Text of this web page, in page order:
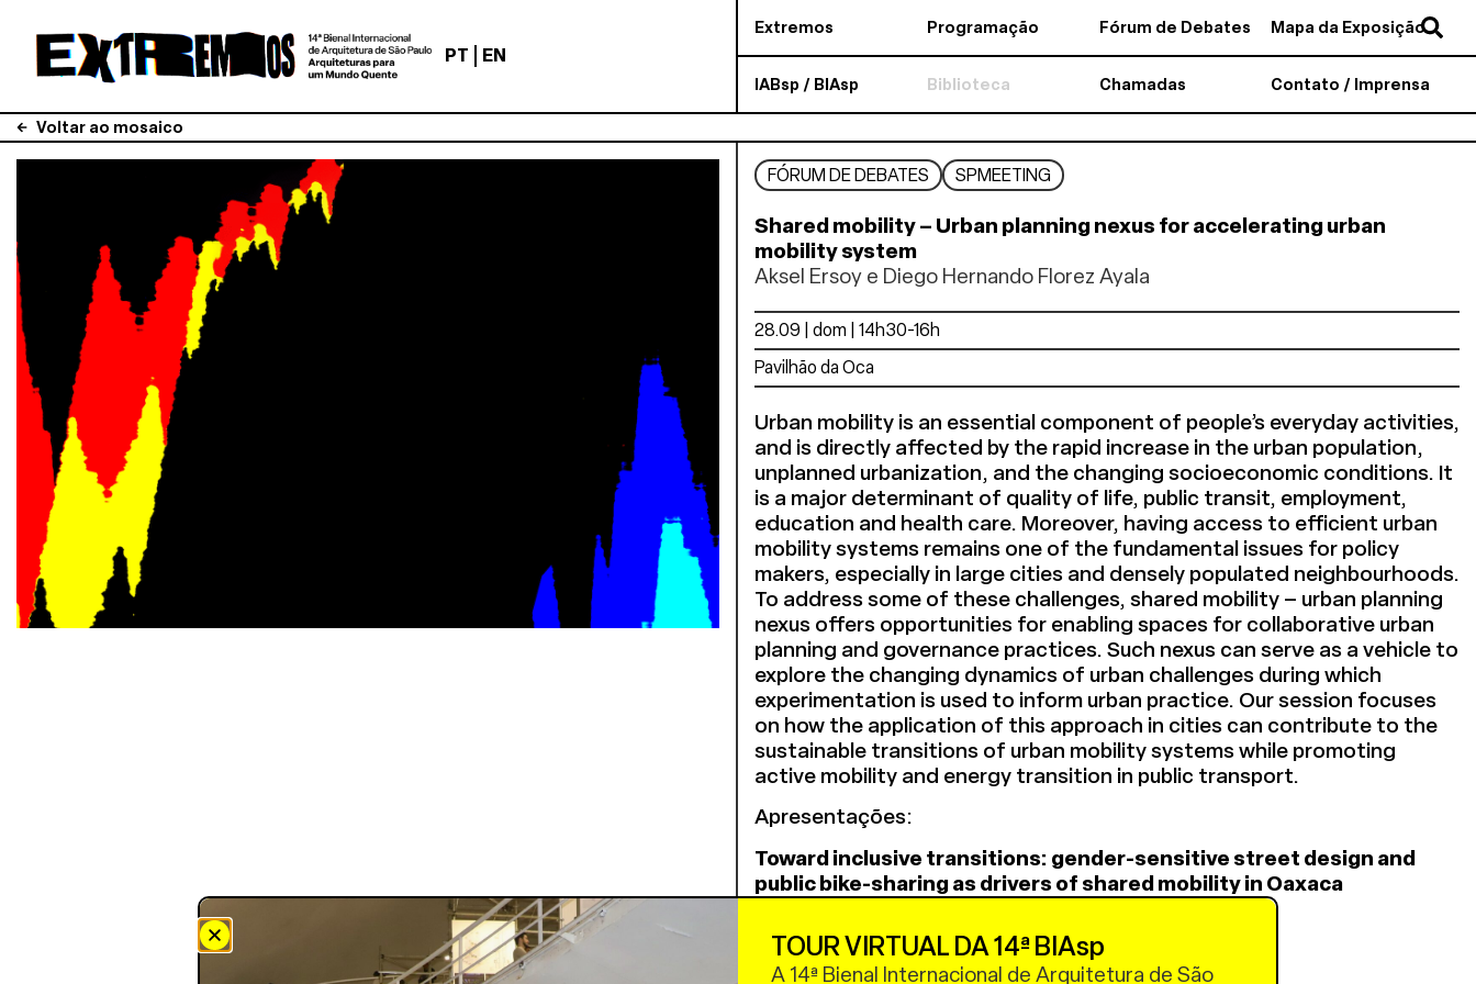
PT EN
Extremos Programação Fórum de Debates Mapa da Exposição
IABsp / BIAsp Biblioteca Chamadas Contato / Imprensa
Voltar ao mosaico
FÓRUM DE DEBATES SPMEETING
Shared mobility – Urban planning nexus for accelerating urban
mobility system
Aksel Ersoy e Diego Hernando Florez Ayala
28.09 | dom | 14h30-16h
Pavilhão da Oca
Urban mobility is an essential component of people’s everyday activities,
and is directly affected by the rapid increase in the urban population,
unplanned urbanization, and the changing socioeconomic conditions. It
is a major determinant of quality of life, public transit, employment,
education and health care. Moreover, having access to efficient urban
mobility systems remains one of the fundamental issues for policy
makers, especially in large cities and densely populated neighbourhoods.
To address some of these challenges, shared mobility – urban planning
nexus offers opportunities for enabling spaces for collaborative urban
planning and governance practices. Such nexus can serve as a vehicle to
explore the changing dynamics of urban challenges during which
experimentation is used to inform urban practice. Our session focuses
on how the application of this approach in cities can contribute to the
sustainable transitions of urban mobility systems while promoting
active mobility and energy transition in public transport.
Apresentações:
Toward inclusive transitions: gender-sensitive street design and
public bike-sharing as drivers of shared mobility in Oaxaca
Regeneração social e urbana Rua Rainha Ginga
Julio Abrantes
TOUR VIRTUAL DA 14ª BIAsp
A 14ª Bienal Internacional de Arquitetura de São